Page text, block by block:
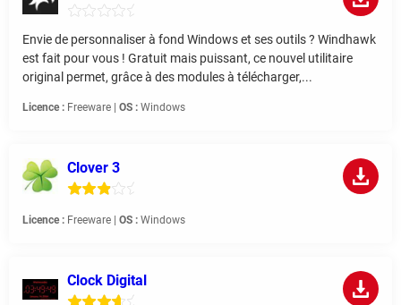
Envie de personnaliser à fond Windows et ses outils ? Windhawk
est fait pour vous ! Gratuit mais puissant, ce nouvel utilitaire
original permet, grâce à des modules à télécharger,...
Licence : Freeware | OS : Windows
Clover 3
Licence : Freeware | OS : Windows
Clock Digital